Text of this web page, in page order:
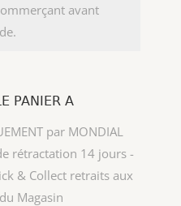
avant
PANIER A
par MONDIAL
rétractation 14 jours -
& Collect retraits aux
Magasin